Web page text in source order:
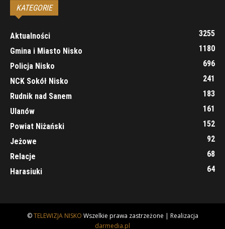
KATEGORIE
Aktualności
3255
Gmina i Miasto Nisko
1180
Policja Nisko
696
NCK Sokół Nisko
241
Rudnik nad Sanem
183
Ulanów
161
Powiat Niżański
152
Jeżowe
92
Relacje
68
Harasiuki
64
©TELEWIZJA NISKO Wszelkie prawa zastrzeżone | Realizacja
darmedia.pl